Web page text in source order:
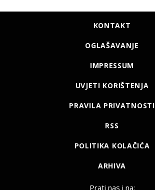
KONTAKT
OGLAŠAVANJE
IMPRESSUM
UVJETI KORIŠTENJA
PRAVILA PRIVATNOSTI
RSS
POLITIKA KOLAČIĆA
ARHIVA
Prati nas i na: